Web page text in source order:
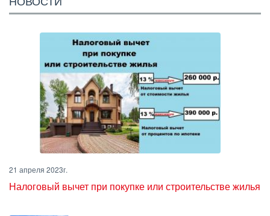
21 апреля 2023г.
Налоговый вычет при покупке или строительстве жилья